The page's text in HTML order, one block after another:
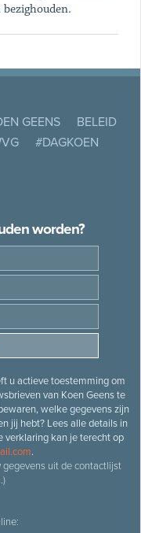
GEENS
BELEID
#DAGKOEN
worden?
u actieve toestemming om
van Koen Geens te
welke gegevens zijn
jij hebt? Lees alle details in
verklaring kan je terecht op
.
uit de contactlijst